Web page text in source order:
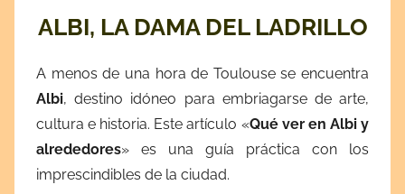
b
i
c
a
d
a
ALBI, LA DAMA DEL LADRILLO
A menos de una hora de Toulouse se encuentra
Albi, destino idóneo para embriagarse de arte,
cultura e historia. Este artículo «Qué ver en Albi y
alrededores» es una guía práctica con los
imprescindibles de la ciudad.